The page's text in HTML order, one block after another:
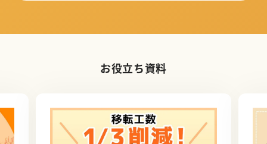
お役立ち資料